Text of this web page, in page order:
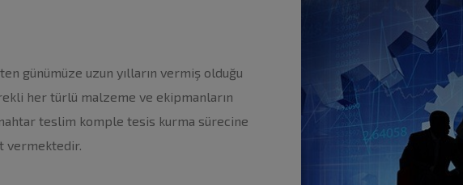
günümüze uzun yılların vermiş olduğu
her türlü malzeme ve ekipmanların
teslim komple tesis kurma sürecine
vermektedir.